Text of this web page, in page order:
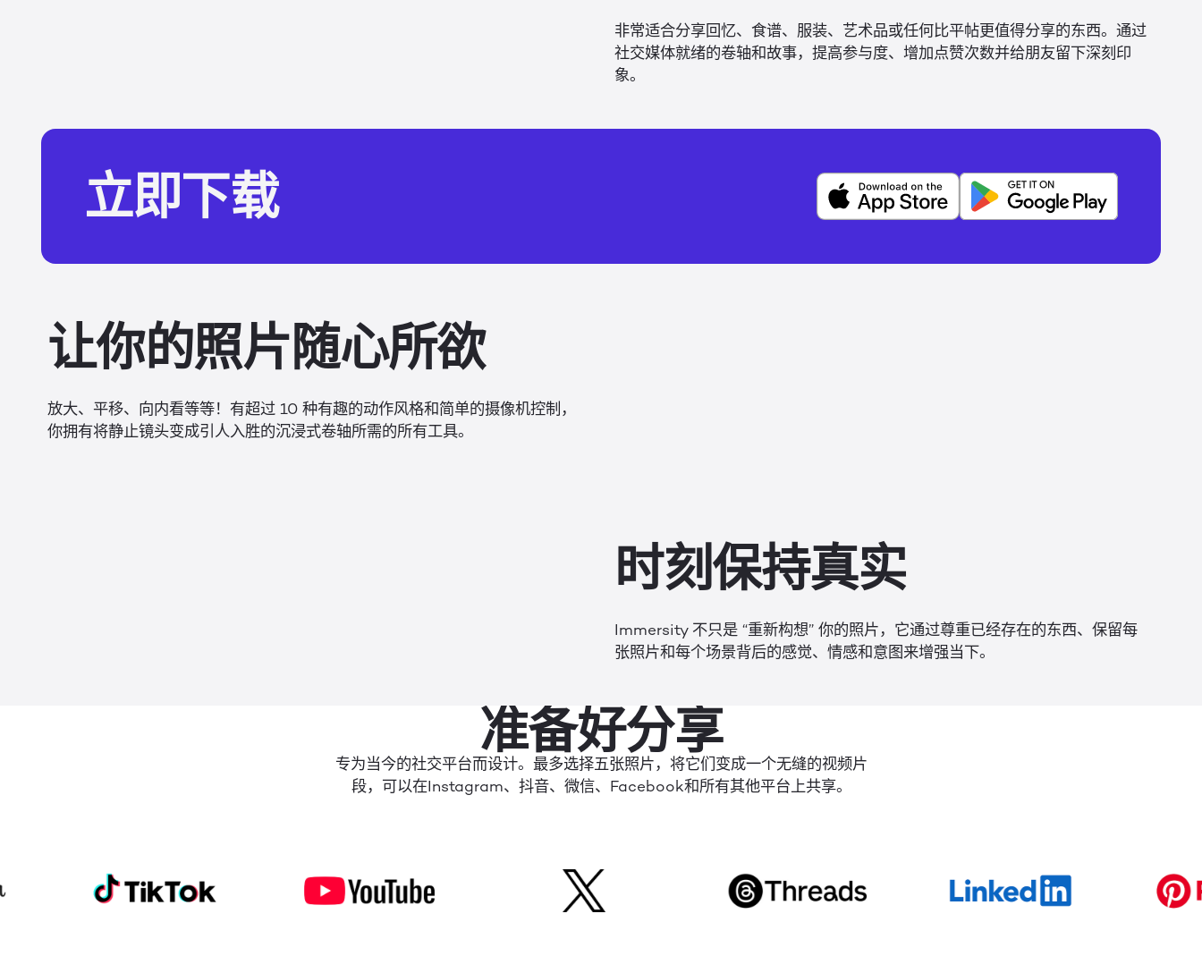
非常适合分享回忆、食谱、服装、艺术品或任何比平帖更值得分享的东西。通过
社交媒体就绪的卷轴和故事，提高参与度、增加点赞次数并给朋友留下深刻印
象。
立即下载
让你的照片随心所欲
放大、平移、向内看等等！有超过 10 种有趣的动作风格和简单的摄像机控制，
你拥有将静止镜头变成引人入胜的沉浸式卷轴所需的所有工具。
时刻保持真实
Immersity 不只是 “重新构想” 你的照片，它通过尊重已经存在的东西、保留每
张照片和每个场景背后的感觉、情感和意图来增强当下。
准备好分享
专为当今的社交平台而设计。最多选择五张照片，将它们变成一个无缝的视频片
段，可以在Instagram、抖音、微信、Facebook和所有其他平台上共享。